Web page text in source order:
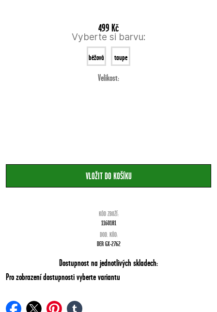
499 Kč
Vyberte si barvu:
béžová taupe
Velikost:
KÓD ZBOŽÍ:
1160181
DOD. KÓD:
DER GX-2762
Dostupnost na jednotlivých skladech:
Pro zobrazení dostupnosti vyberte variantu
facebook
twitterpinterest
tumblr